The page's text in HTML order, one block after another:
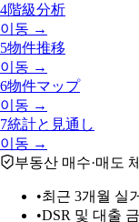
4階級分析
이동 →
5物件推移
이동 →
6物件マップ
이동 →
7統計と見通し
이동 →
부동산 매수·매도
•최근 3개월 실
•DSR 및 대출